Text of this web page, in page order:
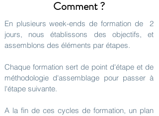
Comment ?
En plusieurs week-ends de formation de 2
jours, nous établissons des objectifs, et
assemblons des éléments par étapes.
Chaque formation sert de point d'étape et de
méthodologie d'assemblage pour passer à
l'étape suivante.
A la fin de ces cycles de formation, un plan